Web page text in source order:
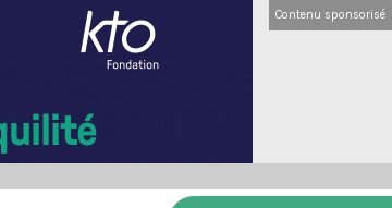
Contenu sponsorisé